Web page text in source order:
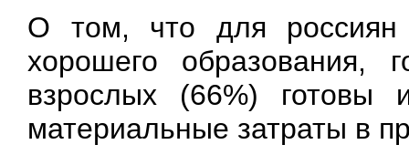
О том, что для россиян
хорошего образования,
взрослых (66%) готовы
материальные затраты в